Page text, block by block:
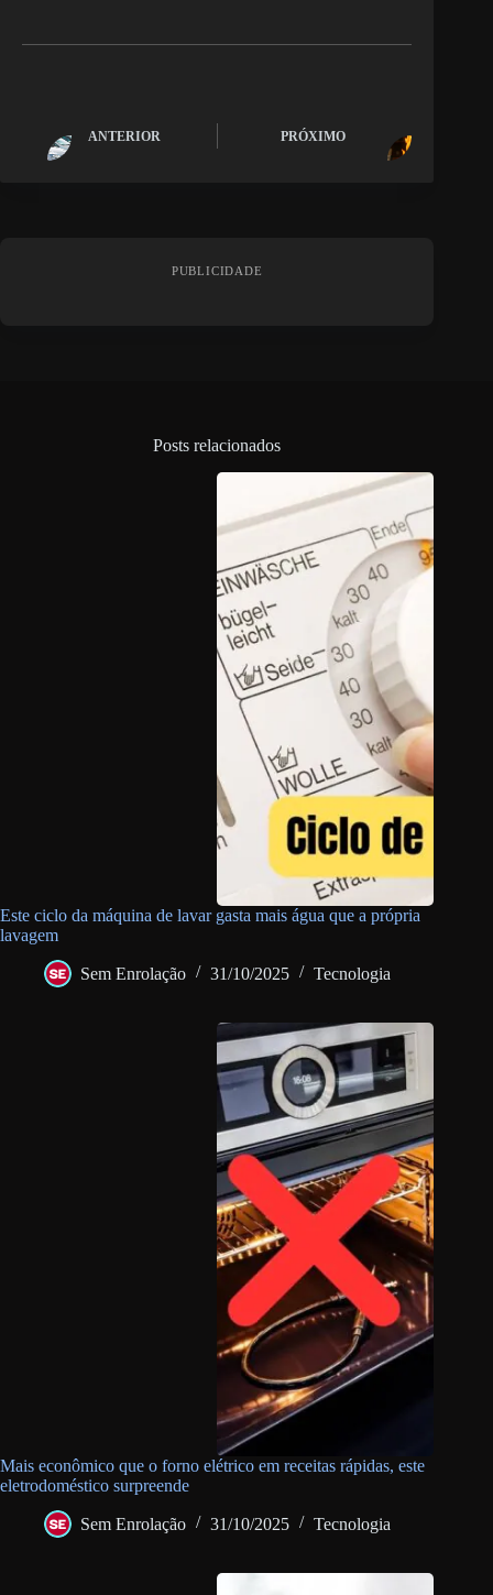
ANTERIOR PRÓXIMO
PUBLICIDADE
Posts relacionados
Este ciclo da máquina de lavar gasta mais água que a própria
lavagem
Sem Enrolação 31/10/2025 Tecnologia
Mais econômico que o forno elétrico em receitas rápidas, este
eletrodoméstico surpreende
Sem Enrolação 31/10/2025 Tecnologia